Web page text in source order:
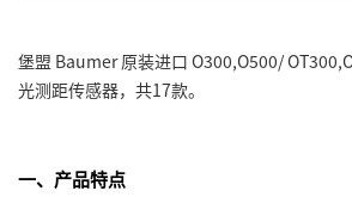
堡盟 Baumer 原装进口 O300,O500/
光测距传感器，共17款。
一、产品特点